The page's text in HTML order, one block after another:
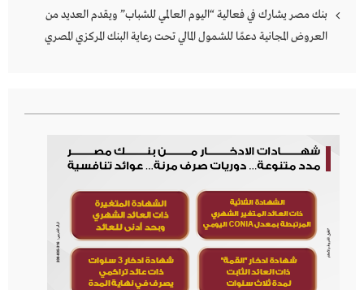
بنك مصر يشارك في فعالية “اليوم العالمي للشباب” ويقدم العديد من
العروض المجانية دعمًا للشمول المالي تحت رعاية البنك المركزي المصري